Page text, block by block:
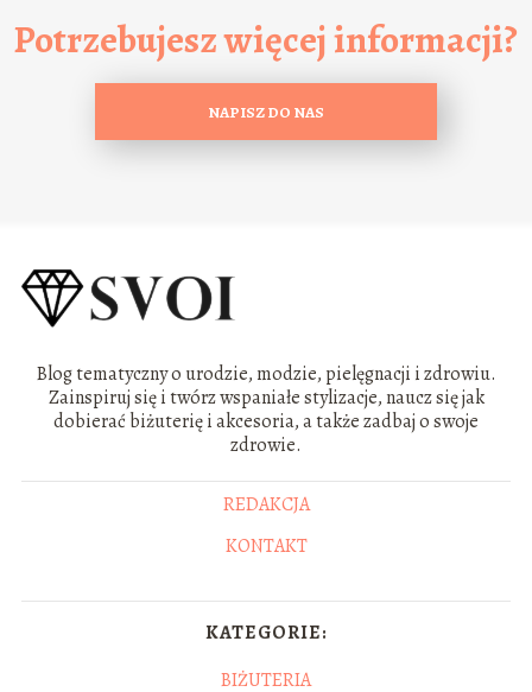
Potrzebujesz więcej informacji?
NAPISZ DO NAS
Blog tematyczny o urodzie, modzie, pielęgnacji i zdrowiu.
Zainspiruj się i twórz wspaniałe stylizacje, naucz się jak
dobierać biżuterię i akcesoria, a także zadbaj o swoje
zdrowie.
REDAKCJA
KONTAKT
KATEGORIE:
BIŻUTERIA